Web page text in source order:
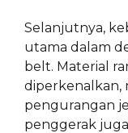
Selanjutnya,
utama dalam
belt. Material
diperkenalkan,
pengurangan
penggerak